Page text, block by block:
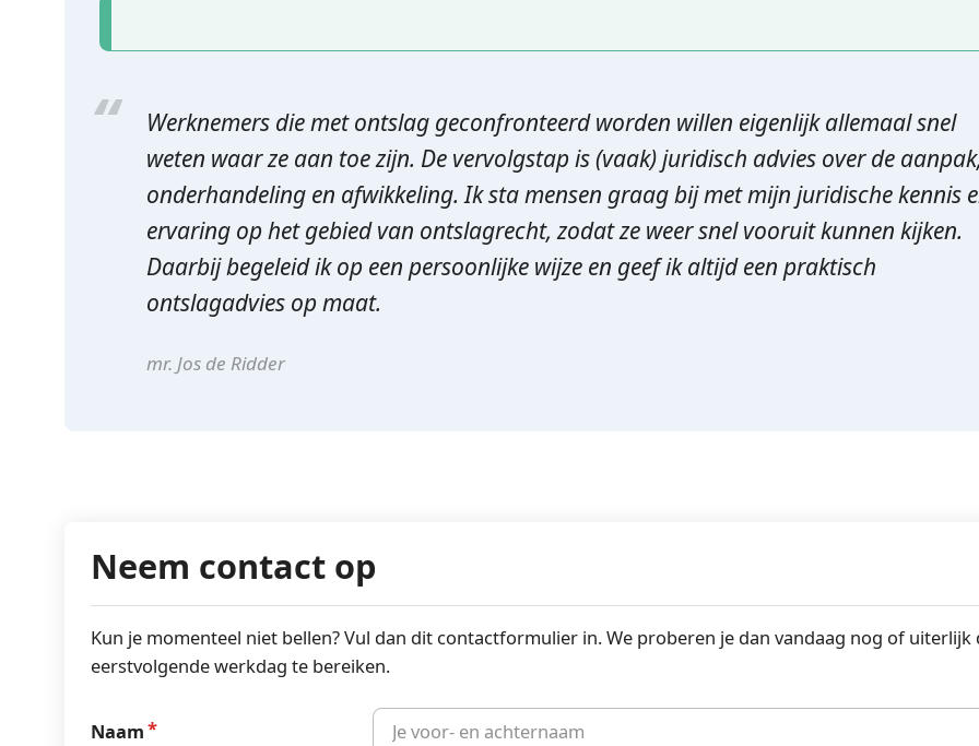
Werknemers die met ontslag geconfronteerd worden willen eigenlijk allemaal snel
weten waar ze aan toe zijn. De vervolgstap is (vaak) juridisch advies over de
onderhandeling en afwikkeling. Ik sta mensen graag bij met mijn juridische kennis
ervaring op het gebied van ontslagrecht, zodat ze weer snel vooruit kunnen kijken.
Daarbij begeleid ik op een persoonlijke wijze en geef ik altijd een praktisch
ontslagadvies op maat.
mr. Jos de Ridder
Neem contact op
Kun je momenteel niet bellen? Vul dan dit contactformulier in. We proberen je dan vandaag nog of uiterlijk
eerstvolgende werkdag te bereiken.
Naam